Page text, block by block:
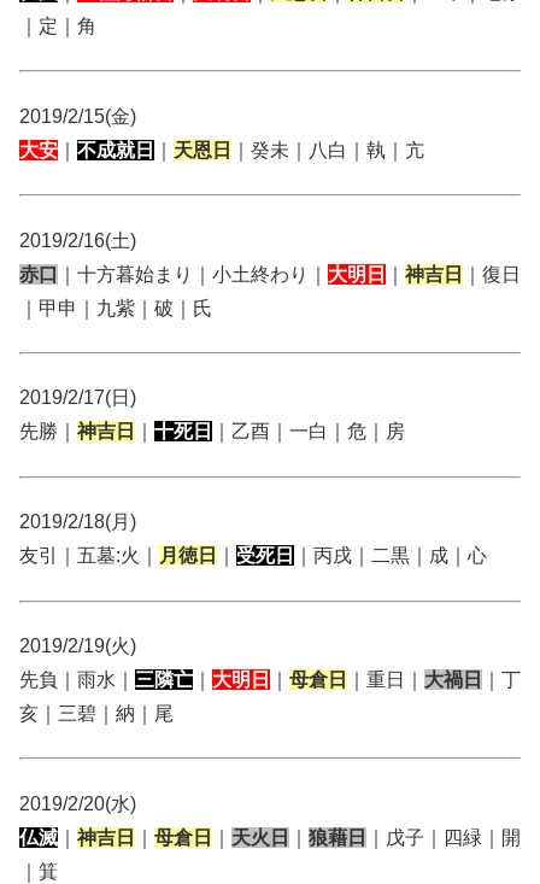
｜定｜角
2019/2/15(金)
大安
不成就日 天恩日 ｜癸未｜八白｜執｜亢
2019/2/16(土)
赤口
｜十方暮始まり｜小土終わり｜ 大明日 神吉日
｜復日
｜甲申｜九紫｜破｜氏
2019/2/17(日)
先勝｜ 神吉日 十死日 ｜乙酉｜一白｜危｜房
2019/2/18(月)
友引｜五墓:火｜
月徳日 受死日 ｜丙戌｜二黒｜成｜心
2019/2/19(火)
先負｜雨水｜ 三隣亡 大明日 母倉日 ｜重日｜ 大禍日
｜丁
亥｜三碧｜納｜尾
2019/2/20(水)
仏滅
神吉日 母倉日 天火日 狼藉日
｜戊子｜四緑｜開
｜箕